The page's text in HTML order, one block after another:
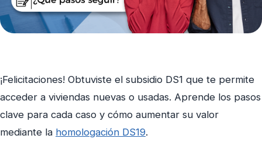
¡Felicitaciones! Obtuviste el subsidio DS1 que te permite
acceder a viviendas nuevas o usadas. Aprende los pasos
clave para cada caso y cómo aumentar su valor
mediante la homologación DS19.